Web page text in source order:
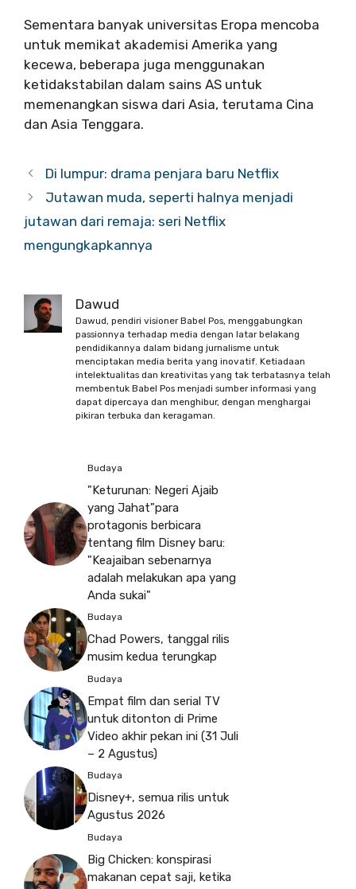
Sementara banyak universitas Eropa mencoba
untuk memikat akademisi Amerika yang
kecewa, beberapa juga menggunakan
ketidakstabilan dalam sains AS untuk
memenangkan siswa dari Asia, terutama Cina
dan Asia Tenggara.
Di lumpur: drama penjara baru Netflix
Jutawan muda, seperti halnya menjadi
jutawan dari remaja: seri Netflix
mengungkapkannya
Dawud
Dawud, pendiri visioner Babel Pos, menggabungkan
passionnya terhadap media dengan latar belakang
pendidikannya dalam bidang jurnalisme untuk
menciptakan media berita yang inovatif. Ketiadaan
intelektualitas dan kreativitas yang tak terbatasnya telah
membentuk Babel Pos menjadi sumber informasi yang
dapat dipercaya dan menghibur, dengan menghargai
pikiran terbuka dan keragaman.
Budaya
"Keturunan: Negeri Ajaib
yang Jahat"para
protagonis berbicara
tentang film Disney baru:
"Keajaiban sebenarnya
adalah melakukan apa yang
Anda sukai"
Budaya
Chad Powers, tanggal rilis
musim kedua terungkap
Budaya
Empat film dan serial TV
untuk ditonton di Prime
Video akhir pekan ini (31 Juli
– 2 Agustus)
Budaya
Disney+, semua rilis untuk
Agustus 2026
Budaya
Big Chicken: konspirasi
makanan cepat saji, ketika